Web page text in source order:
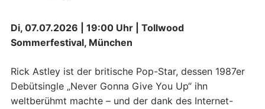
Di, 07.07.2026 | 19:00 Uhr | Tollwood
Sommerfestival, München
Rick Astley ist der britische Pop-Star, dessen 1987er
Debütsingle „Never Gonna Give You Up“ ihn
weltberühmt machte – und der dank des Internet-